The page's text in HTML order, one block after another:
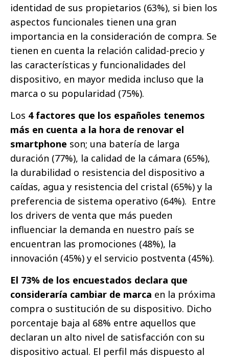
identidad de sus propietarios (63%), si bien los
aspectos funcionales tienen una gran
importancia en la consideración de compra. Se
tienen en cuenta la relación calidad-precio y
las características y funcionalidades del
dispositivo, en mayor medida incluso que la
marca o su popularidad (75%).
Los 4 factores que los españoles tenemos
más en cuenta a la hora de renovar el
smartphone son; una batería de larga
duración (77%), la calidad de la cámara (65%),
la durabilidad o resistencia del dispositivo a
caídas, agua y resistencia del cristal (65%) y la
preferencia de sistema operativo (64%). Entre
los drivers de venta que más pueden
influenciar la demanda en nuestro país se
encuentran las promociones (48%), la
innovación (45%) y el servicio postventa (45%).
El 73% de los encuestados declara que
consideraría cambiar de marca en la próxima
compra o sustitución de su dispositivo. Dicho
porcentaje baja al 68% entre aquellos que
declaran un alto nivel de satisfacción con su
dispositivo actual. El perfil más dispuesto al